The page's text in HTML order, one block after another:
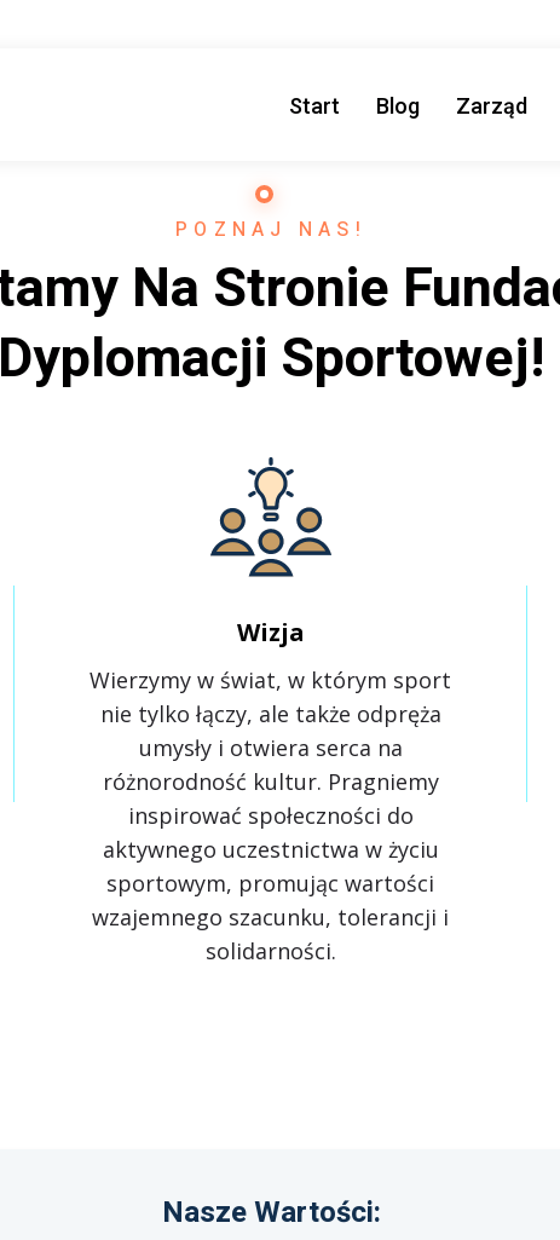
Start Blog Zarząd
POZNAJ NAS!
Na Stronie
Sportowej!
Wizja
Wierzymy w świat, w którym sport
nie tylko łączy, ale także odpręża
umysły i otwiera serca na
różnorodność kultur. Pragniemy
inspirować społeczności do
aktywnego uczestnictwa w życiu
sportowym, promując wartości
wzajemnego szacunku, tolerancji i
solidarności.
Nasze Wartości: